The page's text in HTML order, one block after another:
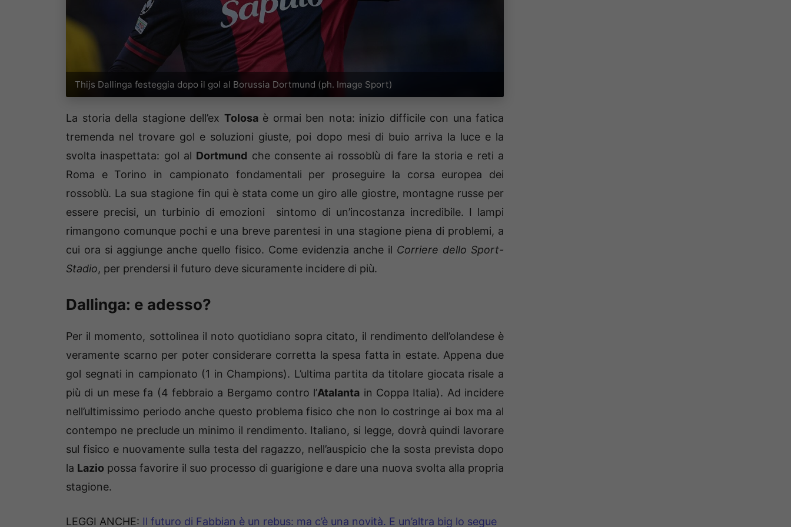
Thijs Dallinga festeggia dopo il gol al Borussia Dortmund (ph. Image Sport)
La storia della stagione dell’ex Tolosaè ormai ben nota: inizio difficile con una fatica
tremenda nel trovare gol e soluzioni giuste, poi dopo mesi di buio arriva la luce e la
svolta inaspettata: gol al Dortmund che consente ai rossoblù di fare la storia e reti a
Roma e Torino in campionato fondamentali per proseguire la corsa europea dei
rossoblù. La sua stagione fin qui è stata come un giro alle giostre, montagne russe per
essere precisi, un turbinio di emozioni sintomo di un’incostanza incredibile. I lampi
rimangono comunque pochi e una breve parentesi in una stagione piena di problemi, a
cui ora si aggiunge anche quello fisico. Come evidenzia anche il Corriere dello Sport-
Stadio, per prendersi il futuro deve sicuramente incidere di più.
Dallinga: e adesso?
Per il momento, sottolinea il noto quotidiano sopra citato, il rendimento dell’olandese è
veramente scarno per poter considerare corretta la spesa fatta in estate. Appena due
gol segnati in campionato (1 in Champions). L’ultima partita da titolare giocata risale a
più di un mese fa (4 febbraio a Bergamo contro l’Atalanta in Coppa Italia). Ad incidere
nell’ultimissimo periodo anche questo problema fisico che non lo costringe ai box ma al
contempo ne preclude un minimo il rendimento. Italiano, si legge, dovrà quindi lavorare
sul fisico e nuovamente sulla testa del ragazzo, nell’auspicio che la sosta prevista dopo
la Lazio possa favorire il suo processo di guarigione e dare una nuova svolta alla propria
stagione.
LEGGI ANCHE: Il futuro di Fabbian è un rebus: ma c’è una novità. E un’altra big lo segue